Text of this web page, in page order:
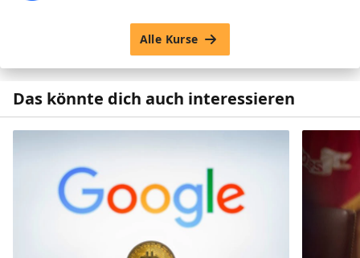
Alle Kurse
Das könnte dich auch interessieren